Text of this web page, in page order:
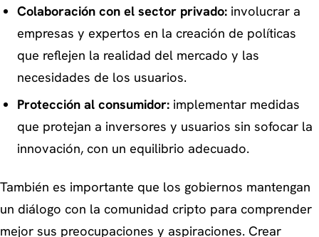
Colaboración con el sector privado:involucrar a
empresas y expertos en la creación de políticas
que reflejen la realidad del mercado y las
necesidades de los usuarios.
Protección al consumidor:implementar medidas
que protejan a inversores y usuarios sin sofocar la
innovación, con un equilibrio adecuado.
También es importante que los gobiernos mantengan
un diálogo con la comunidad cripto para comprender
mejor sus preocupaciones y aspiraciones. Crear